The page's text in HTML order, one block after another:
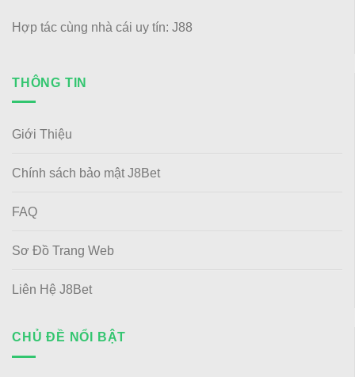
Hợp tác cùng nhà cái uy tín: J88
THÔNG TIN
Giới Thiệu
Chính sách bảo mật J8Bet
FAQ
Sơ Đồ Trang Web
Liên Hệ J8Bet
CHỦ ĐỀ NỔI BẬT